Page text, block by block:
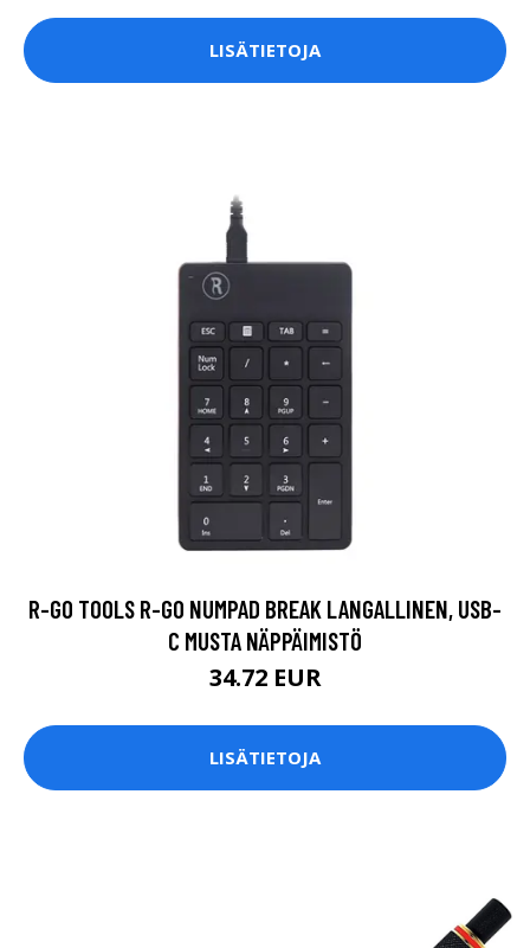
LISÄTIETOJA
R-GO TOOLS R-GO NUMPAD BREAK LANGALLINEN, USB-
C MUSTA NÄPPÄIMISTÖ
34.72 EUR
LISÄTIETOJA